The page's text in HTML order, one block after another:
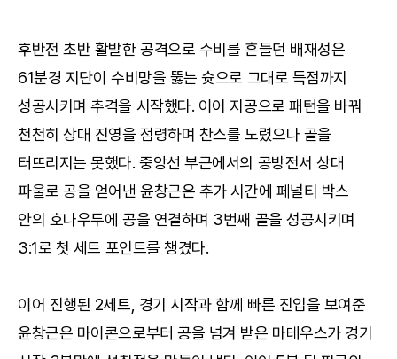
후반전 초반 활발한 공격으로 수비를 흔들던 배재성은
61분경 지단이 수비망을 뚫는 슛으로 그대로 득점까지
성공시키며 추격을 시작했다. 이어 지공으로 패턴을 바꿔
천천히 상대 진영을 점령하며 찬스를 노렸으나 골을
터뜨리지는 못했다. 중앙선 부근에서의 공방전서 상대
파울로 공을 얻어낸 윤창근은 추가 시간에 페널티 박스
안의 호나우두에 공을 연결하며 3번째 골을 성공시키며
3:1로 첫 세트 포인트를 챙겼다.
이어 진행된 2세트, 경기 시작과 함께 빠른 진입을 보여준
윤창근은 마이콘으로부터 공을 넘겨 받은 마테우스가 경기